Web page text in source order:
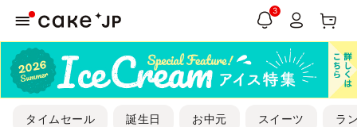
3
タイムセール 誕生日 お中元 スイーツ ラ